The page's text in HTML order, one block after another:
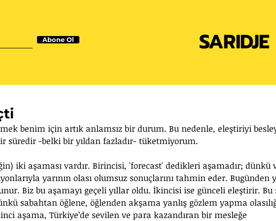
Abone Ol SARIDJE
benim için artık anlamsız bir durum. Bu nedenle, eleştiriyi
süredir -belki bir yıldan fazladır- tüketmiyorum.
iki aşaması vardır. Birincisi, 'forecast' dedikleri aşamadır; dünkü
yarının olası olumsuz sonuçlarını tahmin eder. Bugünden
Biz bu aşamayı geçeli yıllar oldu. İkincisi ise günceli eleştirir.
sabahtan öğlene, öğlenden akşama yanlış gözlem yapma
aşama, Türkiye’de sevilen ve para kazandıran bir mesleğe